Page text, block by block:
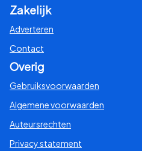
Zakelijk
Adverteren
Contact
Overig
Gebruiksvoorwaarden
Algemene voorwaarden
Auteursrechten
Privacy statement